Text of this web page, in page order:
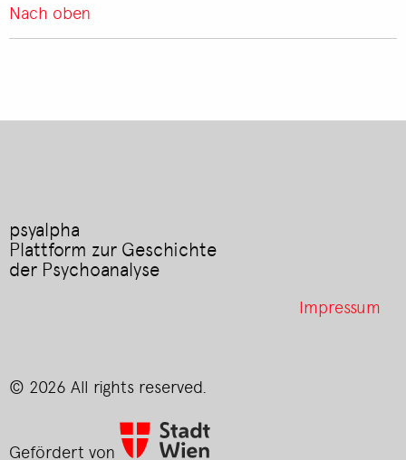
Nach oben
psyalpha
Plattform zur Geschichte
der Psychoanalyse
Impressum
© 2026 All rights reserved.
Gefördert von